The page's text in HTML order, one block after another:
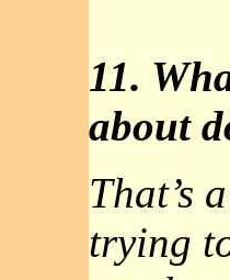
11.
about
That’s
trying